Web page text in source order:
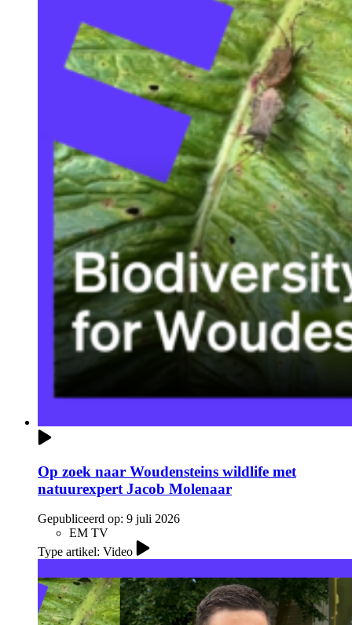
Op zoek naar Woudensteins wildlife met
natuurexpert Jacob Molenaar
Gepubliceerd op: 9 juli 2026
EM TV
Type artikel: Video